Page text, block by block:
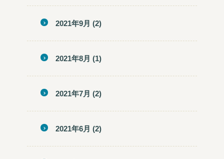
2021年9月 (2)
2021年8月 (1)
2021年7月 (2)
2021年6月 (2)